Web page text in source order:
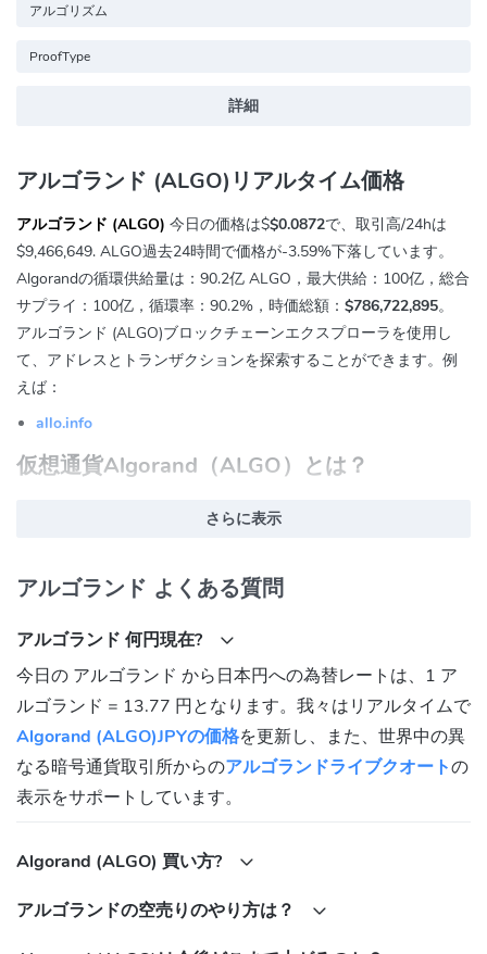
アルゴリズム
ProofType
詳細
アルゴランド (ALGO)リアルタイム価格
アルゴランド (ALGO) 今日の価格は$$0.0872で、取引高/24hは
$9,466,649. ALGO過去24時間で価格が-3.59%下落しています。
Algorandの循環供給量は：90.2亿 ALGO，最大供給：100亿，総合
サプライ：100亿，循環率：90.2%，時価総額： $786,722,895。
アルゴランド (ALGO)ブロックチェーンエクスプローラを使用し
て、アドレスとトランザクションを探索することができます。例
えば：
allo.info
仮想通貨Algorand（ALGO）とは？
仮想通貨Algorand（ALGO）とは、分散型アプリケーション
ビオ・ミカリ氏によって立ち上げられたという経緯があり、彼は
Algorandは、高速で安全でスケーラブルなブロックチェーンを実
現するために、独自のコンセンサスメカニズムであるピュアプル
ーフオブステーク（PPoS）を採用しています。PPoSでは、ネッ
トワーク上のすべてのトークン保有者が、ランダムに選ばれたリ
ーダーによって生成されたブロックを検証することで、コンセン
サスに参加します。これにより、集中化や分岐のリスクを低減
Algorandのビジョンは、オープンでグローバルな経済システムを
ンを提供しています。例えば、アトミックスワップやマルチシグ
さらに表示
アルゴランド よくある質問
アルゴランド 何円現在?
今日の アルゴランド から日本円への為替レートは、1 ア
ルゴランド = 13.77 円となります。我々はリアルタイムで
Algorand (ALGO)JPYの価格を更新し、また、世界中の異
なる暗号通貨取引所からのアルゴランドライブクオートの
表示をサポートしています。
Algorand (ALGO) 買い方?
アルゴランドの空売りのやり方は？